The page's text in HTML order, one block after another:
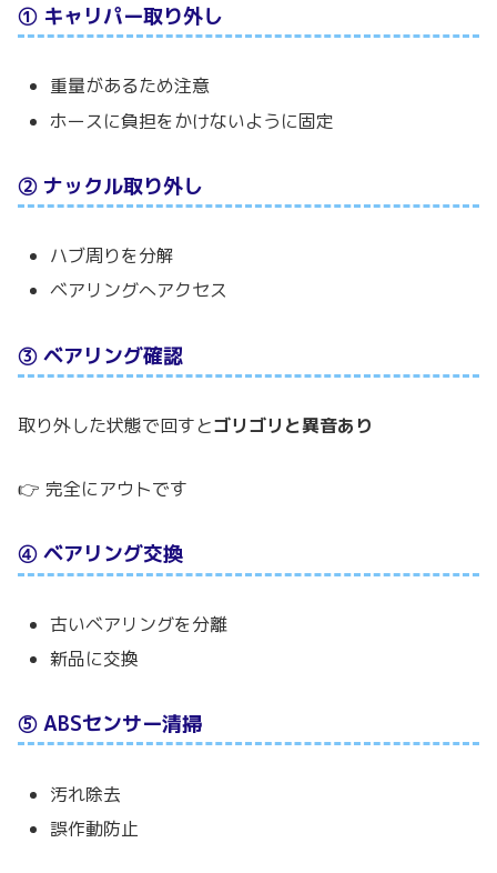
① キャリパー取り外し
重量があるため注意
ホースに負担をかけないように固定
② ナックル取り外し
ハブ周りを分解
ベアリングへアクセス
③ ベアリング確認
取り外した状態で回すとゴリゴリと異音あり
👉 完全にアウトです
④ ベアリング交換
古いベアリングを分離
新品に交換
⑤ ABSセンサー清掃
汚れ除去
誤作動防止